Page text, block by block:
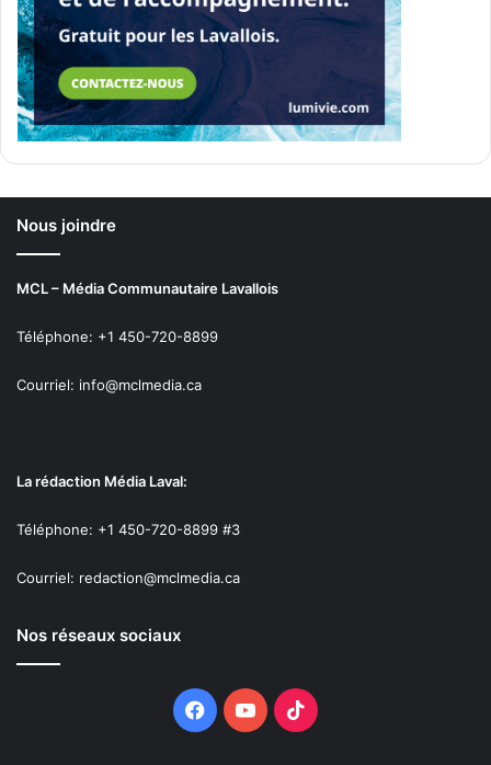
Nous joindre
MCL – Média Communautaire Lavallois
Téléphone: +1 450-720-8899
Courriel: info@mclmedia.ca
La rédaction Média Laval:
Téléphone: +1 450-720-8899 #3
Courriel: redaction@mclmedia.ca
Nos réseaux sociaux
Facebook
YouTubeTikTok